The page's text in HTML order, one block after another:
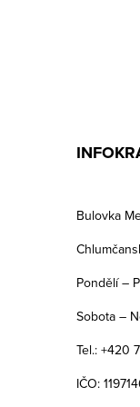
Bulovka
Pondělí –
Sobota –
Tel.: +420
IČO: